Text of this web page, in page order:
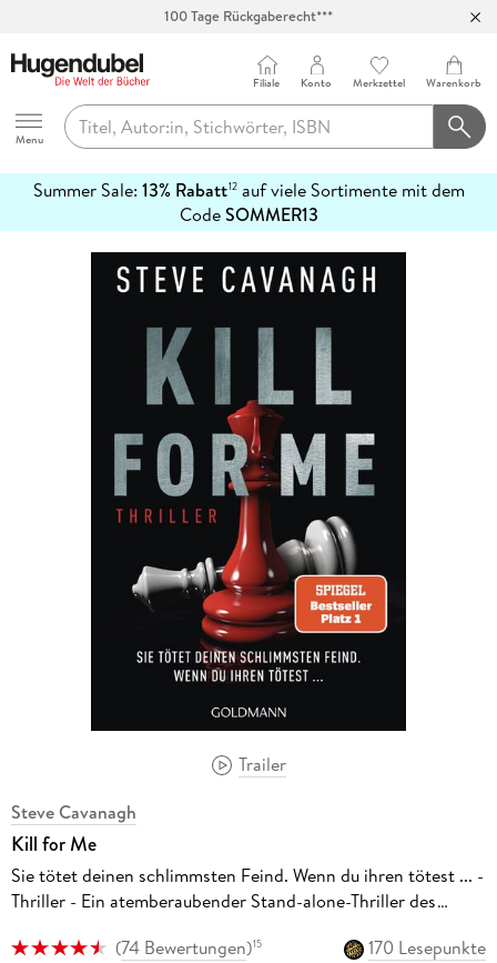
Hugendubel
Menu
Filiale Konto Merkzettel Warenkorb
Summer Sale: 13% Rabatt12auf viele Sortimente mit dem
CodeSOMMER13
erfahren
Trailer
Steve Cavanagh
Kill for Me
Sie tötet deinen schlimmsten Feind. Wenn du ihren tötest ... -
Thriller - Ein atemberaubender Stand-alone-Thriller des
(74 Bewertungen)15
170 Lesepunkte